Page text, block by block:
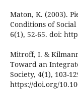
Maton, K. (2003).
Conditions of
6(1), 52-65. doi:
Mitroff, I. &
Toward an
Society, 4(1), 103-
https://doi.org/